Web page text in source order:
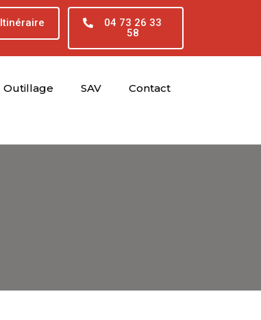
Itinéraire
04 73 26 33
58
Outillage SAV Contact